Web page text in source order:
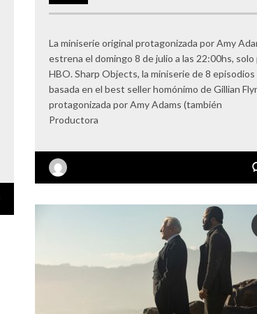
La miniserie original protagonizada por Amy
estrena el domingo 8 de julio a las 22:00hs, solo
HBO. Sharp Objects, la miniserie de 8 episodios
basada en el best seller homónimo de Gillian
protagonizada por Amy Adams (también
Productora